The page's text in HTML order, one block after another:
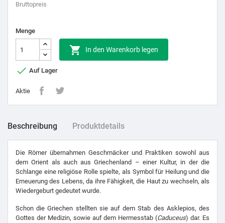
Bruttopreis
Menge
 In den Warenkorb legen
 Auf Lager
Aktie
Beschreibung Produktdetails
Die Römer übernahmen Geschmäcker und Praktiken sowohl aus
dem Orient als auch aus Griechenland – einer Kultur, in der die
Schlange eine religiöse Rolle spielte, als Symbol für Heilung und die
Erneuerung des Lebens, da ihre Fähigkeit, die Haut zu wechseln, als
Wiedergeburt gedeutet wurde.
Schon die Griechen stellten sie auf dem Stab des Asklepios, des
Gottes der Medizin, sowie auf dem Hermesstab (Caduceus) dar. Es